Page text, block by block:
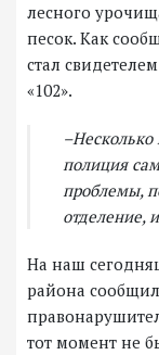
лесного
песок. Как
стал
«102».
полиция
проблемы,
отделение,
На наш
района
тот момент не